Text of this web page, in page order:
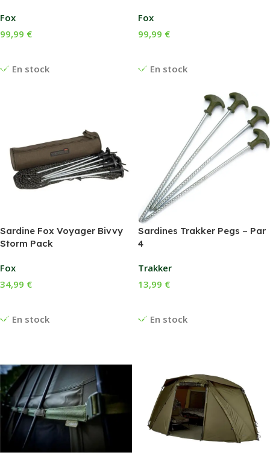
Fox
En stock
99,99 €
Fox
En stock
99,99 €
Sardine Fox Voyager Bivvy
Storm Pack
Fox
En stock
34,99 €
Sardines Trakker Pegs – Par
4
Trakker
En stock
13,99 €